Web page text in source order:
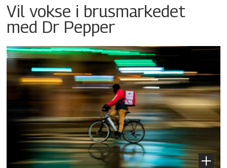
Vil vokse i brusmarkedet
med Dr Pepper